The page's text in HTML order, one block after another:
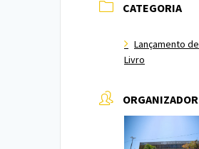
CATEGORIA
Lançamento de
Livro
ORGANIZADOR